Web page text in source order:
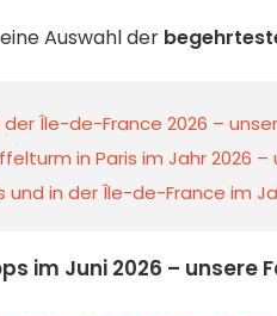
Auswahl der
Île-de-France 2026 –
in Paris im Jahr 2026
und in der Île-de-France im
im Juni 2026 – unsere